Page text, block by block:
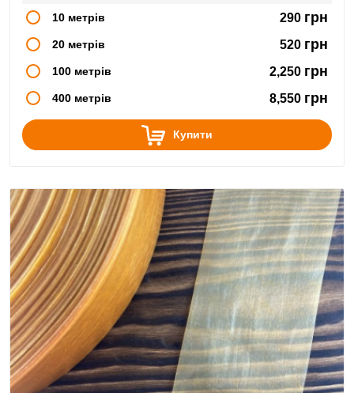
10 метрів 290 грн
20 метрів 520 грн
100 метрів 2,250 грн
400 метрів 8,550 грн
Купити